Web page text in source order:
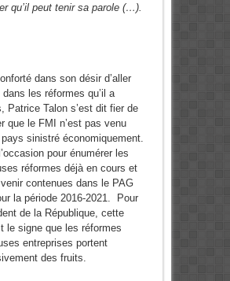
qu’il peut tenir sa parole (…).
dans son désir d’aller
les réformes qu’il a
Patrice Talon s’est dit fier de
que le FMI n’est pas venu
sinistré économiquement.
pour énumérer les
réformes déjà en cours et
contenues dans le PAG
la période 2016-2021. Pour
de la République, cette
le signe que les réformes
entreprises portent
des fruits.